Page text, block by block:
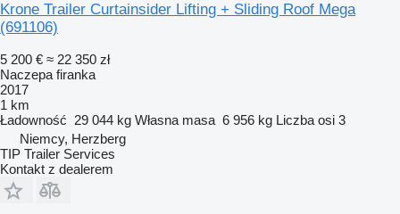
Krone Trailer Curtainsider Lifting + Sliding Roof Mega
(691106)
5 200 € ≈ 22 350 zł
Naczepa firanka
2017
1 km
Ładowność 29 044 kg Własna masa 6 956 kg Liczba osi 3
Niemcy, Herzberg
TIP Trailer Services
Kontakt z dealerem